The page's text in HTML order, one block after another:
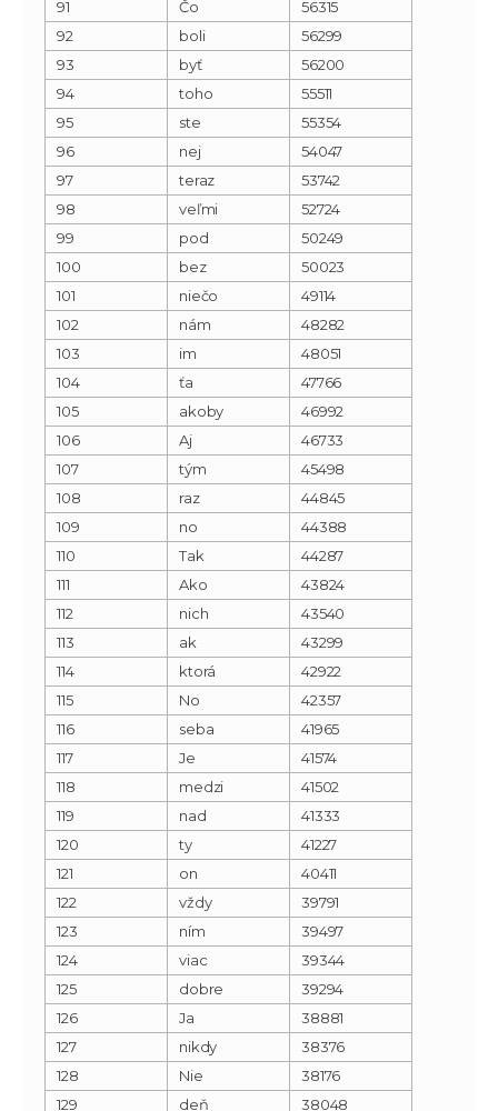
91 Čo
56315
92
boli
56299
93
byť
56200
94
toho
55511
95
ste
55354
96
nej
54047
97
teraz
53742
98
veľmi
52724
99
pod
50249
100
bez
50023
101
niečo
49114
102
nám
48282
103
im
48051
104
ťa
47766
105
akoby
46992
106
Aj
46733
107
tým
45498
108
raz
44845
109
no
44388
110
Tak
44287
111
Ako
43824
112
nich
43540
113
ak
43299
114
ktorá
42922
115
No
42357
116
seba
41965
117
Je
41574
118
medzi
41502
119
nad
41333
120
ty
41227
121
on
40411
122
vždy
39791
123
ním
39497
124
viac
39344
125
dobre
39294
126
Ja
38881
127
nikdy
38376
128
Nie
38176
129
deň
38048